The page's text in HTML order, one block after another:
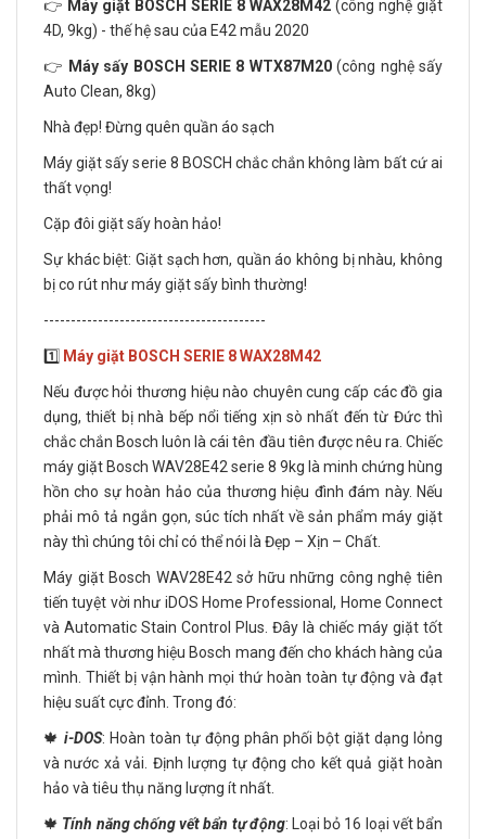
👉 Máy giặt BOSCH SERIE 8 WAX28M42 (công nghệ giặt
4D, 9kg) - thế hệ sau của E42 mẫu 2020
👉 Máy sấy BOSCH SERIE 8 WTX87M20 (công nghệ sấy
Auto Clean, 8kg)
Nhà đẹp! Đừng quên quần áo sạch
Máy giặt sấy serie 8 BOSCH chắc chắn không làm bất cứ ai
thất vọng!
Cặp đôi giặt sấy hoàn hảo!
Sự khác biệt: Giặt sạch hơn, quần áo không bị nhàu, không
bị co rút như máy giặt sấy bình thường!
-----------------------------------------
1️⃣ Máy giặt BOSCH SERIE 8 WAX28M42
Nếu được hỏi thương hiệu nào chuyên cung cấp các đồ gia
dụng, thiết bị nhà bếp nổi tiếng xịn sò nhất đến từ Đức thì
chắc chắn Bosch luôn là cái tên đầu tiên được nêu ra. Chiếc
máy giặt Bosch WAV28E42 serie 8 9kg là minh chứng hùng
hồn cho sự hoàn hảo của thương hiệu đình đám này. Nếu
phải mô tả ngắn gọn, súc tích nhất về sản phẩm máy giặt
này thì chúng tôi chỉ có thể nói là Đẹp – Xịn – Chất.
Máy giặt Bosch WAV28E42 sở hữu những công nghệ tiên
tiến tuyệt vời như iDOS Home Professional, Home Connect
và Automatic Stain Control Plus. Đây là chiếc máy giặt tốt
nhất mà thương hiệu Bosch mang đến cho khách hàng của
mình. Thiết bị vận hành mọi thứ hoàn toàn tự động và đạt
hiệu suất cực đỉnh. Trong đó:
🍁 i-DOS: Hoàn toàn tự động phân phối bột giặt dạng lỏng
và nước xả vải. Định lượng tự động cho kết quả giặt hoàn
hảo và tiêu thụ năng lượng ít nhất.
🍁 Tính năng chống vết bẩn tự động: Loại bỏ 16 loại vết bẩn